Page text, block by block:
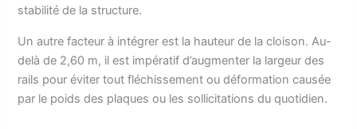
stabilité de la structure.
Un autre facteur à intégrer est la hauteur de la cloison. Au-
delà de 2,60 m, il est impératif d’augmenter la largeur des
rails pour éviter tout fléchissement ou déformation causée
par le poids des plaques ou les sollicitations du quotidien.